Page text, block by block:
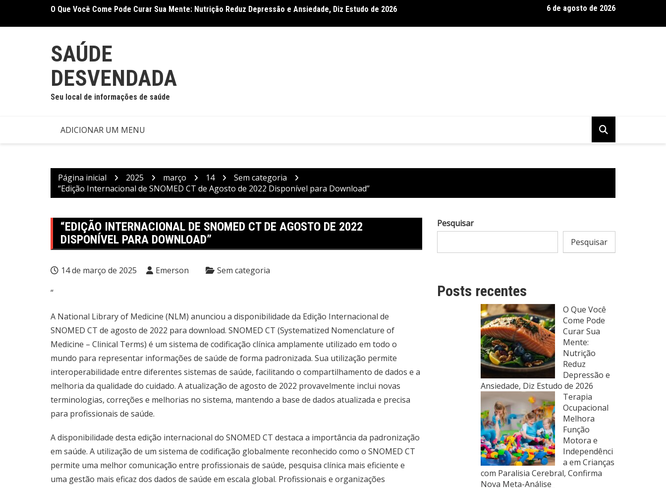
o
O Que Você Come Pode Curar Sua Mente: Nutrição Reduz Depressão e Ansiedade, Diz Estudo de 2026
Terapia Ocupacional Melhora Função Motora e Independência em Crianças com Paralisia Cerebral, Confirma
Dietas Baseadas em Plantas: Qualidade Importa Mais Que Quantidade,
6 de agosto de 2026
SAÚDE
DESVENDADA
Seu local de informações de saúde
ADICIONAR UM MENU
Página inicial 2025 março 14
Sem categoria
“Edição Internacional de SNOMED CT de Agosto de 2022 Disponível para Download”
“EDIÇÃO INTERNACIONAL DE SNOMED CT DE AGOSTO DE 2022
DISPONÍVEL PARA DOWNLOAD”
14 de março de 2025 Emerson Sem categoria
“
A National Library of Medicine (NLM) anunciou a disponibilidade da Edição Internacional de
SNOMED CT de agosto de 2022 para download. SNOMED CT (Systematized Nomenclature of
Medicine – Clinical Terms) é um sistema de codificação clínica amplamente utilizado em todo o
mundo para representar informações de saúde de forma padronizada. Sua utilização permite
interoperabilidade entre diferentes sistemas de saúde, facilitando o compartilhamento de dados e a
melhoria da qualidade do cuidado. A atualização de agosto de 2022 provavelmente inclui novas
terminologias, correções e melhorias no sistema, mantendo a base de dados atualizada e precisa
para profissionais de saúde.
A disponibilidade desta edição internacional do SNOMED CT destaca a importância da padronização
em saúde. A utilização de um sistema de codificação globalmente reconhecido como o SNOMED CT
permite uma melhor comunicação entre profissionais de saúde, pesquisa clínica mais eficiente e
uma gestão mais eficaz dos dados de saúde em escala global. Profissionais e organizações
Pesquisar
Pesquisar
Posts recentes
O Que Você
Come Pode
Curar Sua
Mente:
Nutrição
Reduz
Depressão e
Ansiedade, Diz Estudo de 2026
Terapia
Ocupacional
Melhora
Função
Motora e
Independênci
a em Crianças
com Paralisia Cerebral, Confirma
Nova Meta-Análise